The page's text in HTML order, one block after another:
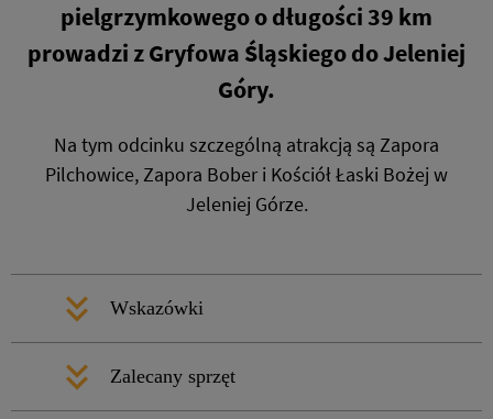
pielgrzymkowego o długości 39 km
prowadzi z Gryfowa Śląskiego do Jeleniej
Góry.
Na tym odcinku szczególną atrakcją są Zapora
Pilchowice, Zapora Bober i Kościół Łaski Bożej w
Jeleniej Górze.
Wskazówki
Zalecany sprzęt